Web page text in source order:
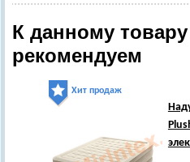
К данному
рекомендуем
Хит продаж